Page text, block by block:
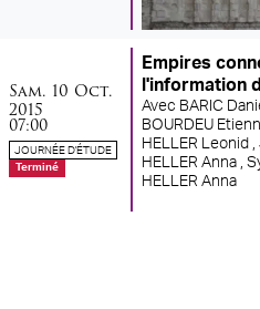
samedi
Sam. 10 octobre
Oct.
2015
07:00
JOURNÉE D'ÉTUDE
Terminé
Empires
l'information
Avec BARIC
BOURDEU
HELLER Leonid ,
HELLER Anna ,
HELLER Anna